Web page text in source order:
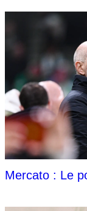
Mercato : Le